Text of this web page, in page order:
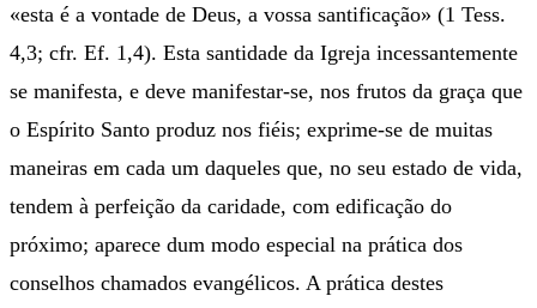
«esta é a vontade de Deus, a vossa santificação» (1 Tess.
4,3; cfr. Ef. 1,4). Esta santidade da Igreja incessantemente
se manifesta, e deve manifestar-se, nos frutos da graça que
o Espírito Santo produz nos fiéis; exprime-se de muitas
maneiras em cada um daqueles que, no seu estado de vida,
tendem à perfeição da caridade, com edificação do
próximo; aparece dum modo especial na prática dos
conselhos chamados evangélicos. A prática destes